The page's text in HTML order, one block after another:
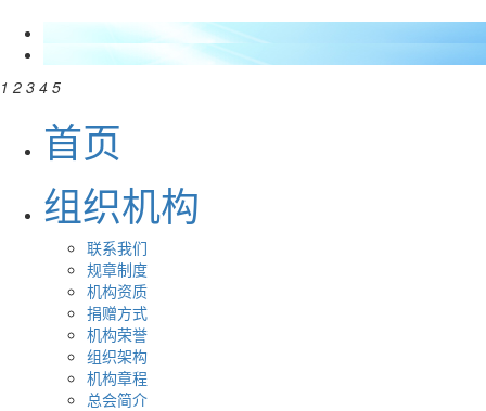
1 2 3 4 5
首页
组织机构
联系我们
规章制度
机构资质
捐赠方式
机构荣誉
组织架构
机构章程
总会简介